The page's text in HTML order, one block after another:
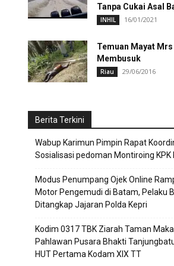
Tanpa Cukai Asal
INHIL 16/01/2021
Temuan Mayat Mrs
Membusuk
Riau 29/06/2016
Berita Terkini
Wabup Karimun Pimpin Rapat
Sosialisasi pedoman Montiroing KPK
Modus Penumpang Ojek Online
Motor Pengemudi di Batam, Pelaku
Ditangkap Jajaran Polda Kepri
Kodim 0317 TBK Ziarah Taman
Pahlawan Pusara Bhakti
HUT Pertama Kodam XIX TT